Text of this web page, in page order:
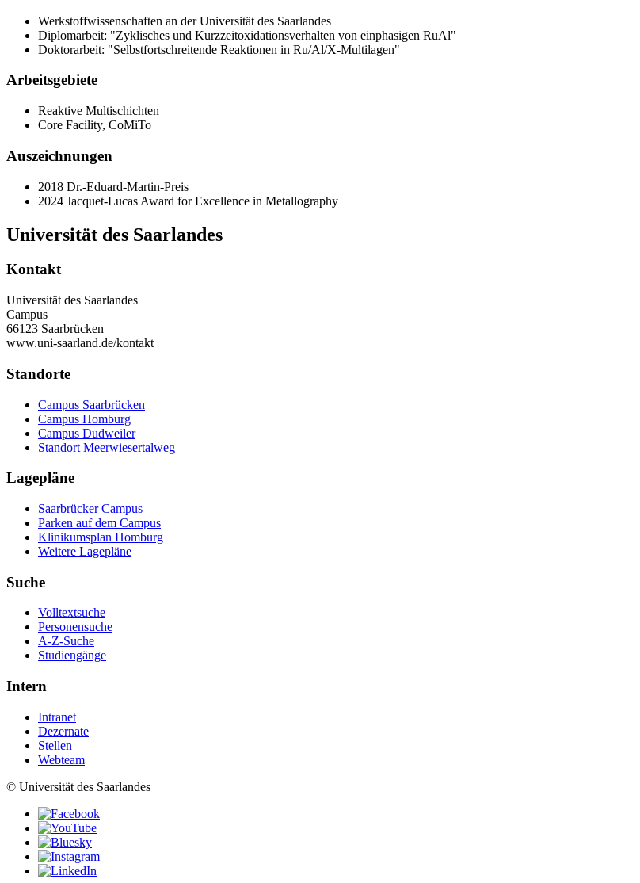
Werkstoffwissenschaften an der Universität des Saarlandes
Diplomarbeit: "Zyklisches und Kurzzeitoxidationsverhalten von einphasigen RuAl"
Doktorarbeit: "Selbstfortschreitende Reaktionen in Ru/Al/X-Multilagen"
Arbeitsgebiete
Reaktive Multischichten
Core Facility, CoMiTo
Auszeichnungen
2018 Dr.-Eduard-Martin-Preis
2024 Jacquet-Lucas Award for Excellence in Metallography
Universität des Saarlandes
Kontakt
Universität des Saarlandes
Campus
66123 Saarbrücken
www.uni-saarland.de/kontakt
Standorte
Campus Saarbrücken
Campus Homburg
Campus Dudweiler
Standort Meerwiesertalweg
Lagepläne
Saarbrücker Campus
Parken auf dem Campus
Klinikumsplan Homburg
Weitere Lagepläne
Suche
Volltextsuche
Personensuche
A-Z-Suche
Studiengänge
Intern
Intranet
Dezernate
Stellen
Webteam
© Universität des Saarlandes